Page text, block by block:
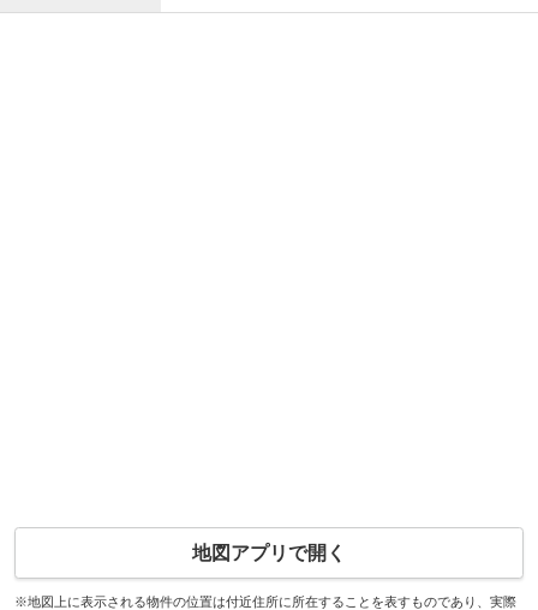
地図アプリで開く
※地図上に表示される物件の位置は付近住所に所在することを表すものであり、実際